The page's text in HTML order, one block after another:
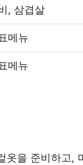
, 삼겹살
메뉴
메뉴
을 준비하고,